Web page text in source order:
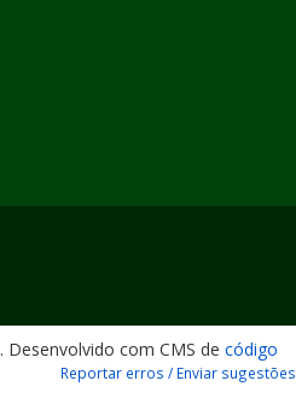
. Desenvolvido com CMS de código
Reportar erros / Enviar sugestões